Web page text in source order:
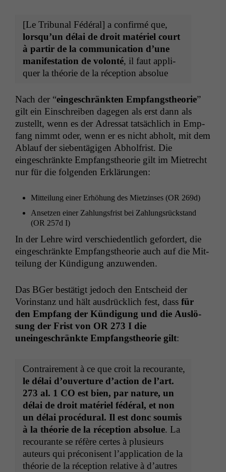
[Le Tri­bunal Fédéral] a con­fir­mé que,
lorsqu’un délai de droit matériel court
à par­tir de la com­mu­ni­ca­tion d’une
man­i­fes­ta­tion de volon­té, il faut appli­
quer la théorie de la récep­tion absolue
Nach der “eingeschränk­ten Emp­fangs­the­o­rie”
gilt ein Ein­schreiben dage­gen als erst dann als
zustellt, wenn es der Adres­sat tat­säch­lich in Emp­
fang nimmt oder, wenn er es nicht abholt, mit dem
Ablauf der sieben­tägi­gen Abhol­frist. Die
eingeschränk­te Emp­fangs­the­o­rie gilt im Mietrecht
nur für die fol­gen­den Erklärungen:
Mit­teilung ein­er Erhöhung des Miet­zins­es (OR 269d)
Anset­zen ein­er Zahlungs­frist bei Zahlungsrück­stand
(OR 257d I)
In der Lehre wird ver­schiedentlich gefordert, die
eingeschränk­te Emp­fangs­the­o­rie auch auf die Mit­
teilung der Kündi­gung anzuwenden.
Das BGer bestätigt jedoch den Entscheid der
Vorin­stanz und hält aus­drück­lich fest, dass für
den Emp­fang der Kündi­gung und die Aus­lö­
sung der Frist von OR 273 I die
uneingeschränk­te Emp­fangs­the­o­rie gilt:
Con­traire­ment à ce que croit la recourante,
le délai d’ou­ver­ture d’ac­tion de l’art.
273 al. 1 CO est bien, par nature, un
délai de droit matériel fédéral, et non
un délai procé­dur­al. Il est donc soumis
à la théorie de la récep­tion absolue. La
recourante se réfère certes à plusieurs
auteurs qui pré­conisent l’ap­pli­ca­tion de la
théorie de la récep­tion rel­a­tive à d’autres